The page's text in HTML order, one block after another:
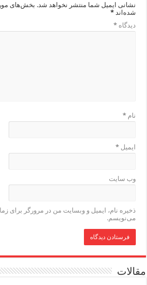
نشانی ایمیل شما منتشر نخواهد شد. بخش‌های
شده‌اند*
دیدگاه*
نام*
ایمیل*
وب‌ سایت
ذخیره نام، ایمیل و وبسایت من در مرورگر برای
می‌نویسم.
مقالات